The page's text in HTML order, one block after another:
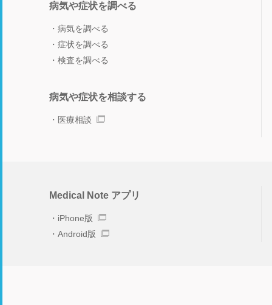
病気や症状を調べる
病気を調べる
症状を調べる
検査を調べる
病気や症状を相談する
医療相談
Medical Note アプリ
iPhone版
Android版